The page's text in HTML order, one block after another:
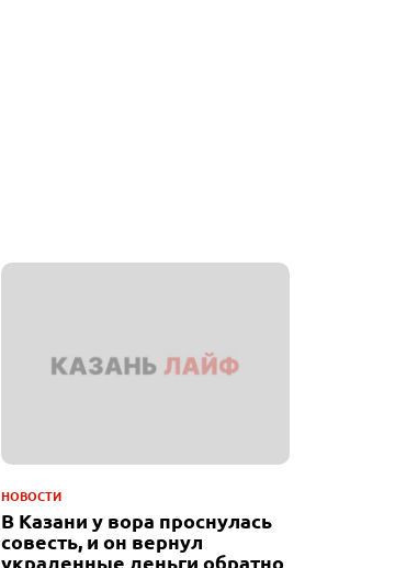
НОВОСТИ
В Казани у вора проснулась
совесть, и он вернул
украденные деньги обратно